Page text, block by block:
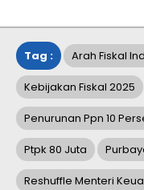
Tag : Arah Fiskal
Kebijakan Fiskal 2025
Penurunan Ppn 10
Ptpk 80 Juta
Reshuffle Menteri